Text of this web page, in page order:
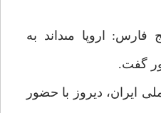
اروپا مى‏داند به
گفت.
ايران، ديروز با حضور